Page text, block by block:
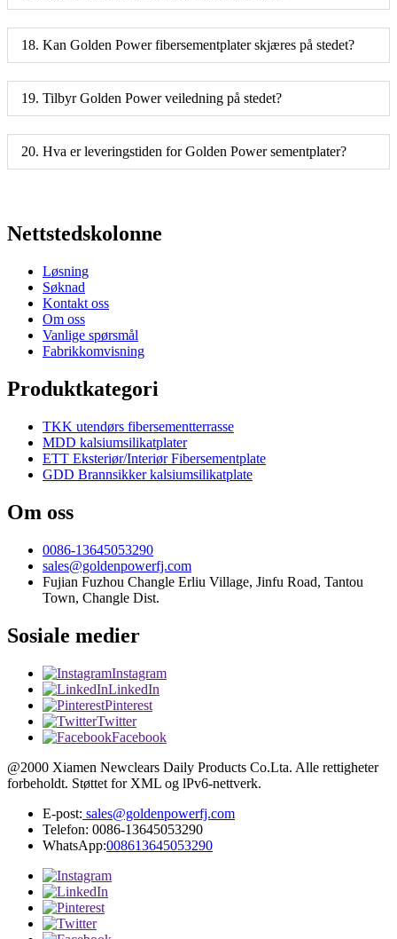
18. Kan Golden Power fibersementplater skjæres på stedet?
19. Tilbyr Golden Power veiledning på stedet?
20. Hva er leveringstiden for Golden Power sementplater?
Nettstedskolonne
Løsning
Søknad
Kontakt oss
Om oss
Vanlige spørsmål
Fabrikkomvisning
Produktkategori
TKK utendørs fibersementterrasse
MDD kalsiumsilikatplater
ETT Eksteriør/Interiør Fibersementplate
GDD Brannsikker kalsiumsilikatplate
Om oss
0086-13645053290
sales@goldenpowerfj.com
Fujian Fuzhou Changle Erliu Village, Jinfu Road, Tantou
Town, Changle Dist.
Sosiale medier
Instagram
LinkedIn
Pinterest
Twitter
Facebook
@2000 Xiamen Newclears Daily Products Co.Lta. Alle rettigheter
forbeholdt. Støttet for XML og lPv6-nettverk.
E-post: sales@goldenpowerfj.com
Telefon: 0086-13645053290
WhatsApp:008613645053290